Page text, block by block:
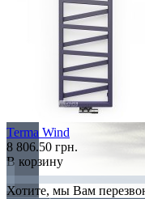
Terma Wind
8 806.50 грн.
В корзину
Хотите, мы Вам